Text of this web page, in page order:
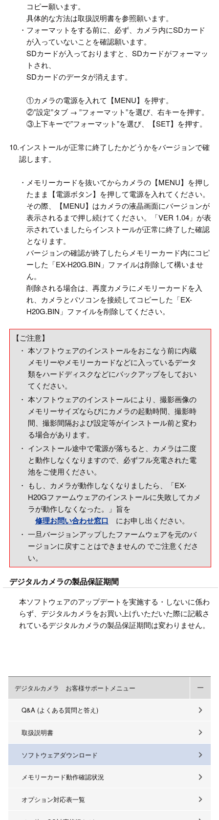
コピー願います。
具体的な方法は取扱説明書を参照願います。
・ フォーマットをする前に、必ず、カメラ内にSDカード
が入っていないことを確認願います。
SDカードが入っておりますと、SDカードがフォーマッ
トされ、
SDカードのデータが消えます。
①カメラの電源を入れて【MENU】を押す。
②”設定”タブ → ”フォーマット”を選び、右キーを押す。
③上下キーで”フォーマット”を選び、【SET】を押す。
10.インストールが正常に終了したかどうかをバージョンで確
認します。
・ メモリーカードを抜いてからカメラの【MENU】を押し
たまま【電源ボタン】を押して電源を入れてください。
その際、【MENU】はカメラの液晶画面にバージョンが
表示されるまで押し続けてください。「VER 1.04」が表
示されていましたらインストールが正常に終了した確認
となります。
バージョンの確認が終了したらメモリーカード内にコピ
ーした「EX-H20G.BIN」ファイルは削除して構いませ
ん。
削除される場合は、再度カメラにメモリーカードを入
れ、カメラとパソコンを接続してコピーした「EX-
H20G.BIN」ファイルを削除してください。
【ご注意】
・ 本ソフトウェアのインストールをおこなう前に内蔵
メモリーやメモリーカードなどに入っているデータ
類をハードディスクなどにバックアップをしておい
てください。
・ 本ソフトウェアのインストールにより、撮影画像の
メモリーサイズならびにカメラの起動時間、撮影時
間、撮影間隔および設定等がインストール前と変わ
る場合があります。
・ インストール途中で電源が落ちると、カメラは二度
と動作しなくなりますので、必ずフル充電された電
池をご使用ください。
・
もし、カメラが動作しなくなりましたら、「EX-
H20Gファームウェアのインストールに失敗してカメ
ラが動作しなくなった。」旨を
修理お問い合わせ窓口
にお申し出ください。
・ 一旦バージョンアップしたファームウェアを元のバ
ージョンに戻すことはできませんの でご注意くださ
い。
デジタルカメラの製品保証期間
本ソフトウェアのアップデートを実施する・しないに係わ
らず、デジタルカメラをお買い上げいただいた際に記載さ
れているデジタルカメラの製品保証期間は変わりません。
デジタルカメラ お客様サポートメニュー
Q&A (よくある質問と答え)
取扱説明書
ソフトウェアダウンロード
メモリーカード動作確認状況
オプション対応表一覧